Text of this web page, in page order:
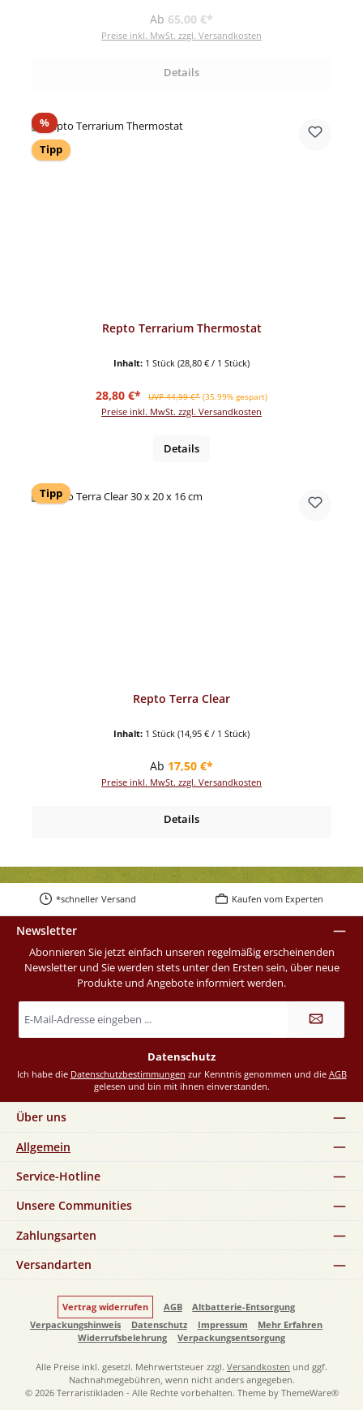
Regulärer Preis:
Ab 65,00 €*
Preise inkl. MwSt. zzgl. Versandkosten
Details
%Rabatt
Tipp
Repto Terrarium Thermostat
Inhalt: 1 Stück (28,80 € / 1 Stück)
Verkaufspreis:
28,80 €* Regulärer Preis:
UVP 44,99 €* (35.99% gespart)
Preise inkl. MwSt. zzgl. Versandkosten
Details
Tipp
Repto Terra Clear
Inhalt: 1 Stück (14,95 € / 1 Stück)
Regulärer Preis:
Ab 17,50 €*
Preise inkl. MwSt. zzgl. Versandkosten
Details
*schneller Versand Kaufen vom Experten
Newsletter
Abonnieren Sie jetzt einfach unseren regelmäßig erscheinenden
Newsletter und Sie werden stets unter den Ersten sein, über neue
Produkte und Angebote informiert werden.
Mail-
Datenschutz
Ich habe die Datenschutzbestimmungen zur Kenntnis genommen und die AGB
gelesen und bin mit ihnen einverstanden.
Über uns
Allgemein
Service-Hotline
Unsere Communities
Zahlungsarten
Versandarten
Vertrag widerrufen AGB
Altbatterie-Entsorgung
Verpackungshinweis
Datenschutz Impressum
Mehr Erfahren
Widerrufsbelehrung
Verpackungsentsorgung
Alle Preise inkl. gesetzl. Mehrwertsteuer zzgl. Versandkosten und ggf.
Nachnahmegebühren, wenn nicht anders angegeben.
© 2026 Terraristikladen - Alle Rechte vorbehalten. Theme by ThemeWare®